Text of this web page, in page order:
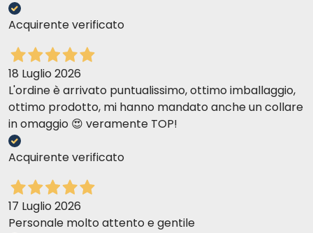
Acquirente verificato
18 Luglio 2026
L'ordine è arrivato puntualissimo, ottimo imballaggio,
ottimo prodotto, mi hanno mandato anche un collare
in omaggio 😍 veramente TOP!
Acquirente verificato
17 Luglio 2026
Personale molto attento e gentile